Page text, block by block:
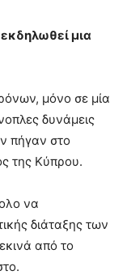
μια
μόνο σε μία
δυνάμεις
πήγαν στο
της Κύπρου.
να
διάταξης των
από το